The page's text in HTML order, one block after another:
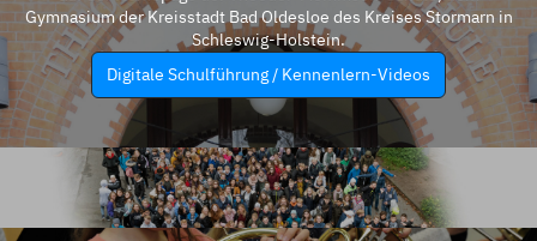
Gymnasium der Kreisstadt Bad Oldesloe des Kreises Stormarn in
Schleswig-Holstein.
Digitale Schulführung / Kennenlern-Videos